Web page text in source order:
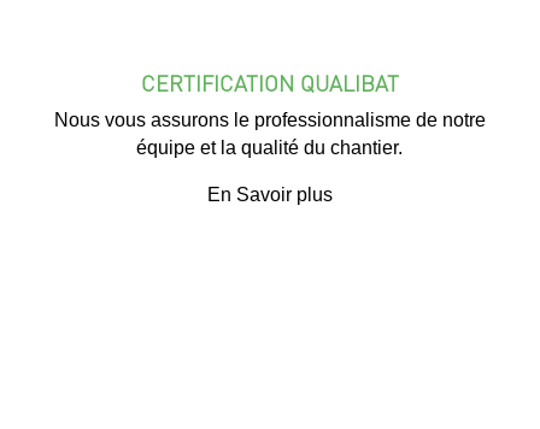
CERTIFICATION QUALIBAT
Nous vous assurons le professionnalisme de notre
équipe et la qualité du chantier.
En Savoir plus